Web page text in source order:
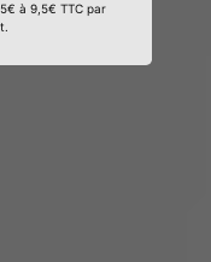
à 9,5€ TTC par